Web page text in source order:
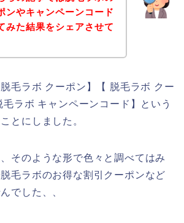
ンやキャンペーンコード
みた結果をシェアさせて
毛ラボ クーポン】【 脱毛ラボ クー
ラボ キャンペーンコード】という
とにしました。
そのような形で色々と調べてはみ
毛ラボのお得な割引クーポンなど
でした、、